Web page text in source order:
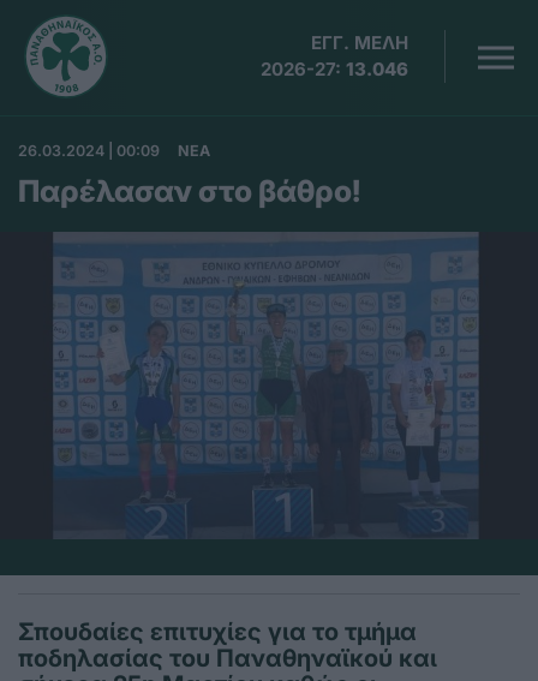
ΕΓΓ. ΜΕΛΗ
2026-27: 13.046
26.03.2024 | 00:09 ΝΕΑ
Παρέλασαν στο βάθρο!
Σπουδαίες επιτυχίες για το τμήμα
ποδηλασίας του Παναθηναϊκού και